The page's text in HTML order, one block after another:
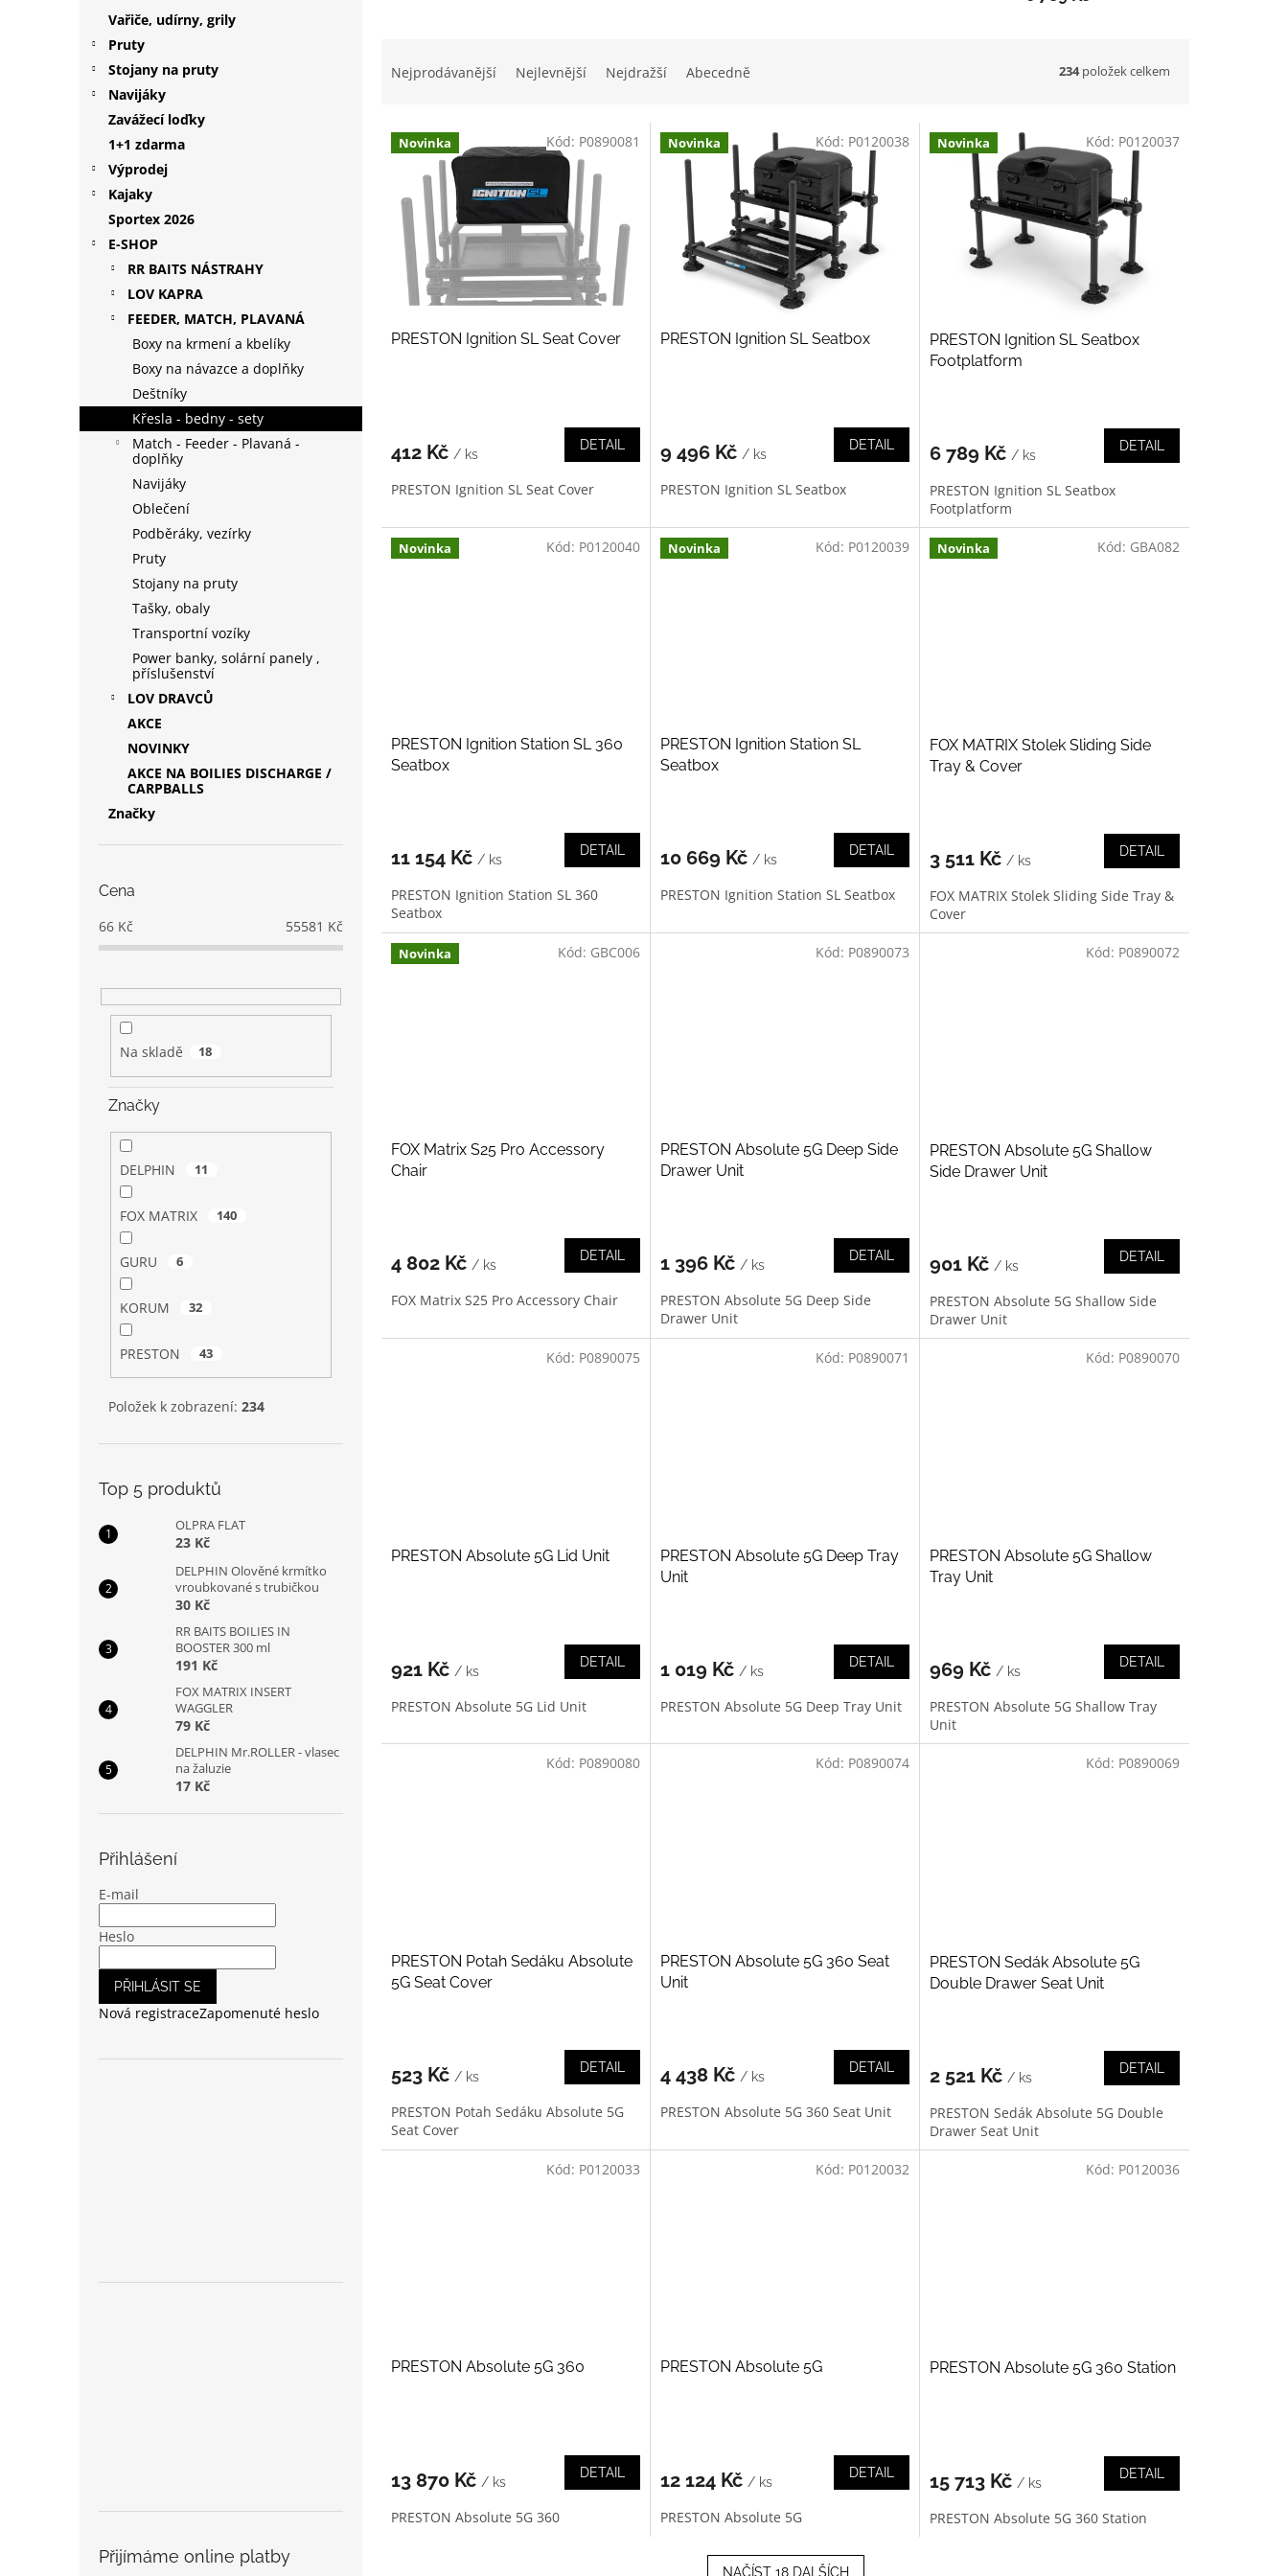
Vařiče, udírny, grily
Pruty
Stojany na pruty
Navijáky
Zavážecí loďky
1+1 zdarma
Výprodej
Kajaky
Sportex 2026
E-SHOP
RR BAITS NÁSTRAHY
LOV KAPRA
FEEDER, MATCH, PLAVANÁ
Boxy na krmení a kbelíky
Boxy na návazce a doplňky
Deštníky
Křesla - bedny - sety
Match - Feeder - Plavaná -
doplňky
Navijáky
Oblečení
Podběráky, vezírky
Pruty
Stojany na pruty
Tašky, obaly
Transportní vozíky
Power banky, solární panely ,
příslušenství
LOV DRAVCŮ
AKCE
NOVINKY
AKCE NA BOILIES DISCHARGE /
CARPBALLS
Značky
Cena
66 Kč 55581 Kč
Na skladě 18
Značky
DELPHIN 11
FOX MATRIX 140
GURU 6
KORUM 32
PRESTON 43
Položek k zobrazení: 234
Top 5 produktů
OLPRA FLAT
23 Kč
DELPHIN Olověné krmítko
vroubkované s trubičkou
30 Kč
RR BAITS BOILIES IN
BOOSTER 300 ml
191 Kč
FOX MATRIX INSERT
WAGGLER
79 Kč
DELPHIN Mr.ROLLER - vlasec
na žaluzie
17 Kč
Přihlášení
E-mail
Heslo
PŘIHLÁSIT SE
Nová registraceZapomenuté heslo
Přijímáme online platby
n
Nejprodávanější Nejlevnější Nejdražší Abecedně 234položek celkem
V Novinka
PRESTON Ignition SL Seat Cover
412 Kč / ks
DETAIL
PRESTON Ignition SL Seat Cover
Kód: P0890081 Novinka
PRESTON Ignition SL Seatbox
9 496 Kč / ks
DETAIL
PRESTON Ignition SL Seatbox
Kód: P0120038 Novinka
PRESTON Ignition SL Seatbox
Footplatform
6 789 Kč / ks
DETAIL
PRESTON Ignition SL Seatbox
Footplatform
Kód: P0120037
Novinka
PRESTON Ignition Station SL 360
Seatbox
11 154 Kč / ks
DETAIL
PRESTON Ignition Station SL 360
Seatbox
Kód: P0120040 Novinka
PRESTON Ignition Station SL
Seatbox
10 669 Kč / ks
DETAIL
PRESTON Ignition Station SL Seatbox
Kód: P0120039 Novinka
FOX MATRIX Stolek Sliding Side
Tray & Cover
3 511 Kč / ks
DETAIL
FOX MATRIX Stolek Sliding Side Tray &
Cover
Kód: GBA082
Novinka
FOX Matrix S25 Pro Accessory
Chair
4 802 Kč / ks
DETAIL
FOX Matrix S25 Pro Accessory Chair
Kód: GBC006
PRESTON Absolute 5G Deep Side
Drawer Unit
1 396 Kč / ks
DETAIL
PRESTON Absolute 5G Deep Side
Drawer Unit
Kód: P0890073
PRESTON Absolute 5G Shallow
Side Drawer Unit
901 Kč / ks
DETAIL
PRESTON Absolute 5G Shallow Side
Drawer Unit
Kód: P0890072
PRESTON Absolute 5G Lid Unit
921 Kč / ks
DETAIL
PRESTON Absolute 5G Lid Unit
Kód: P0890075
PRESTON Absolute 5G Deep Tray
Unit
1 019 Kč / ks
DETAIL
PRESTON Absolute 5G Deep Tray Unit
Kód: P0890071
PRESTON Absolute 5G Shallow
Tray Unit
969 Kč / ks
DETAIL
PRESTON Absolute 5G Shallow Tray
Unit
Kód: P0890070
PRESTON Potah Sedáku Absolute
5G Seat Cover
523 Kč / ks
DETAIL
PRESTON Potah Sedáku Absolute 5G
Seat Cover
Kód: P0890080
PRESTON Absolute 5G 360 Seat
Unit
4 438 Kč / ks
DETAIL
PRESTON Absolute 5G 360 Seat Unit
Kód: P0890074
PRESTON Sedák Absolute 5G
Double Drawer Seat Unit
2 521 Kč / ks
DETAIL
PRESTON Sedák Absolute 5G Double
Drawer Seat Unit
Kód: P0890069
PRESTON Absolute 5G 360
13 870 Kč / ks
DETAIL
PRESTON Absolute 5G 360
Kód: P0120033
PRESTON Absolute 5G
12 124 Kč / ks
DETAIL
PRESTON Absolute 5G
Kód: P0120032
PRESTON Absolute 5G 360 Station
15 713 Kč / ks
DETAIL
PRESTON Absolute 5G 360 Station
Kód: P0120036
NAČÍST 18 DALŠÍCH